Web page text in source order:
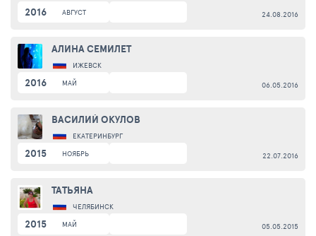
2016 АВГУСТ 24.08.2016
АЛИНА СЕМИЛЕТ
ИЖЕВСК
2016 МАЙ 06.05.2016
ВАСИЛИЙ ОКУЛОВ
ЕКАТЕРИНБУРГ
2015 НОЯБРЬ 22.07.2016
ТАТЬЯНА
ЧЕЛЯБИНСК
2015 МАЙ 05.05.2015